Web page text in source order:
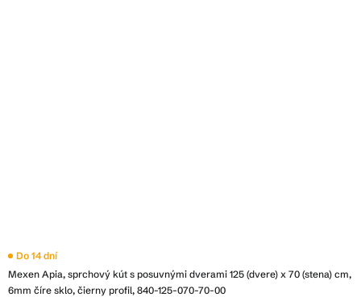
Mexen Apia, sprchový kút s posuvnými dverami 125 (dvere) x 70 (stena) cm,
6mm číre sklo, čierny profil, 840-125-070-70-00
Do 14 dní